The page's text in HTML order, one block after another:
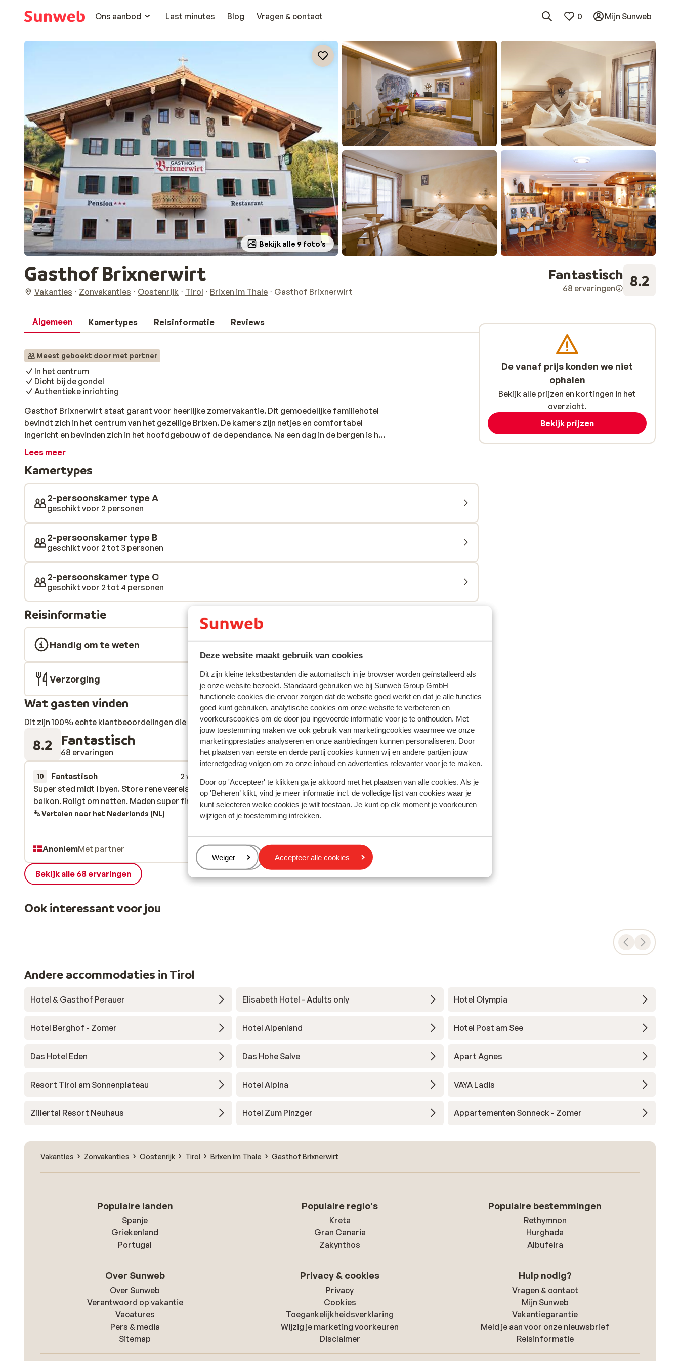
Deze website maakt gebruik van cookies
Dit zijn kleine tekstbestanden die automatisch in je browser worden geïnstalleerd als
je onze website bezoekt. Standaard gebruiken we bij Sunweb Group GmbH
functionele cookies die ervoor zorgen dat de website goed werkt en dat je alle functies
goed kunt gebruiken, analytische cookies om onze website te verbeteren en
voorkeurscookies om de door jou ingevoerde informatie voor je te onthouden. Met
jouw toestemming maken we ook gebruik van marketingcookies waarmee we onze
marketingprestaties analyseren en onze aanbiedingen kunnen personaliseren. Door
het plaatsen van eerste en derde partij cookies kunnen wij en andere partijen jouw
internetgedrag volgen om zo onze inhoud en advertenties relevanter voor je te maken.
Door op 'Accepteer' te klikken ga je akkoord met het plaatsen van alle cookies. Als je
op 'Beheren’ klikt, vind je meer informatie incl. de volledige lijst van cookies waar je
kunt selecteren welke cookies je wilt toestaan. Je kunt op elk moment je voorkeuren
wijzigen of je toestemming intrekken.
Beheren
Weiger Accepteer alle cookies
Ons aanbod
Last minutes Blog Vragen & contact 0 Mijn Sunweb
Bekijk alle 9 foto’s
Gasthof Brixnerwirt
Vakanties Zonvakanties Oostenrijk Tirol Brixen im Thale Gasthof Brixnerwirt
Fantastisch
68 ervaringen 8.2
Algemeen Kamertypes Reisinformatie Reviews
Meest geboekt door met partner
In het centrum
Dicht bij de gondel
Authentieke inrichting
Gasthof Brixnerwirt staat garant voor heerlijke zomervakantie. Dit gemoedelijke familiehotel
bevindt zich in het centrum van het gezellige Brixen. De kamers zijn netjes en comfortabel
ingericht en bevinden zich in het hoofdgebouw of de dependance. Na een dag in de bergen is het
heerlijk bijkomen met een drankje in de knusse hotelbar.
Lees meer
Kamertypes
2-persoonskamer type A
geschikt voor 2 personen
2-persoonskamer type B
geschikt voor 2 tot 3 personen
2-persoonskamer type C
geschikt voor 2 tot 4 personen
Reisinformatie
Handig om te weten
Verzorging
Wat gasten vinden
Dit zijn 100% echte klantbeoordelingen die hun ervaring met ons product oprecht weergeven.Meer over reviews
8.2 Fantastisch
68 ervaringen Meest geboekt door met partner
10 Fantastisch
2 weken geleden
Super sted midt i byen. Store rene værelser med
balkon. Roligt om natten. Maden super fin
Super sted midt i byen. Store rene værelser med
balkon. Roligt om natten. Maden super fin
Vertalen naar het Nederlands (NL)
AnoniemMet partner
Alles war sehr sauber. Frühstück war ausreichend und
lecker. Abendmenü war abwechslungsreich und für
jeden was dabei. Lage war top, sehr nah am Lift. Ich
Alles war sehr sauber. Frühstück war ausreichend und
lecker. Abendmenü war abwechslungsreich und für
jeden was dabei. Lage war top, sehr nah am Lift. Ich
Vertalen naar het Nederlands (NL)
Bekijk alle 68 ervaringen
De vanaf prijs konden we niet
ophalen
Bekijk alle prijzen en kortingen in het
overzicht.
Bekijk prijzen
Ook interessant voor jou
Andere accommodaties in Tirol
Hotel & Gasthof Perauer Elisabeth Hotel - Adults only Hotel Olympia
Hotel Berghof - Zomer Hotel Alpenland Hotel Post am See
Das Hotel Eden Das Hohe Salve Apart Agnes
Resort Tirol am Sonnenplateau Hotel Alpina VAYA Ladis
Zillertal Resort Neuhaus Hotel Zum Pinzger Appartementen Sonneck - Zomer
Vakanties Zonvakanties Oostenrijk Tirol Brixen im Thale Gasthof Brixnerwirt
Populaire landen
Spanje
Griekenland
Portugal
Populaire regio's
Kreta
Gran Canaria
Zakynthos
Populaire bestemmingen
Rethymnon
Hurghada
Albufeira
Over Sunweb
Over Sunweb
Verantwoord op vakantie
Vacatures
Pers & media
Sitemap
Privacy & cookies
Privacy
Cookies
Toegankelijkheidsverklaring
Wijzig je marketing voorkeuren
Disclaimer
Hulp nodig?
Vragen & contact
Mijn Sunweb
Vakantiegarantie
Meld je aan voor onze nieuwsbrief
Reisinformatie